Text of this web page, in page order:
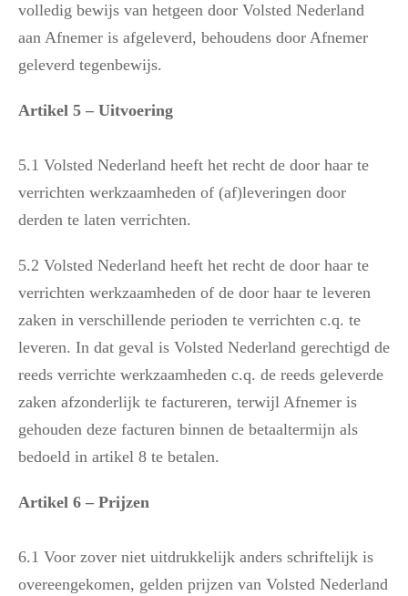
volledig bewijs van hetgeen door Volsted Nederland
aan Afnemer is afgeleverd, behoudens door Afnemer
geleverd tegenbewijs.
Artikel 5 – Uitvoering
5.1 Volsted Nederland heeft het recht de door haar te
verrichten werkzaamheden of (af)leveringen door
derden te laten verrichten.
5.2 Volsted Nederland heeft het recht de door haar te
verrichten werkzaamheden of de door haar te leveren
zaken in verschillende perioden te verrichten c.q. te
leveren. In dat geval is Volsted Nederland gerechtigd de
reeds verrichte werkzaamheden c.q. de reeds geleverde
zaken afzonderlijk te factureren, terwijl Afnemer is
gehouden deze facturen binnen de betaaltermijn als
bedoeld in artikel 8 te betalen.
Artikel 6 – Prijzen
6.1 Voor zover niet uitdrukkelijk anders schriftelijk is
overeengekomen, gelden prijzen van Volsted Nederland